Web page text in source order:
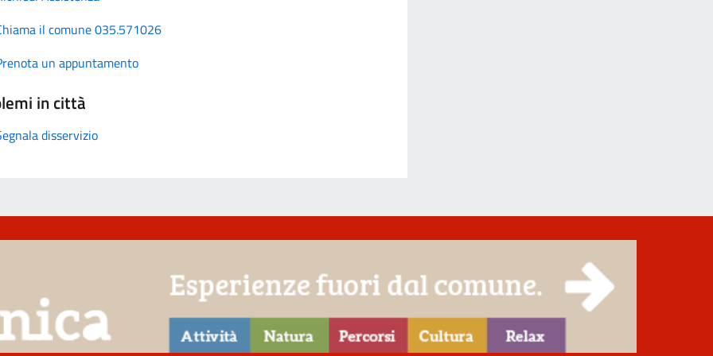
il comune 035.571026
un appuntamento
in città
disservizio